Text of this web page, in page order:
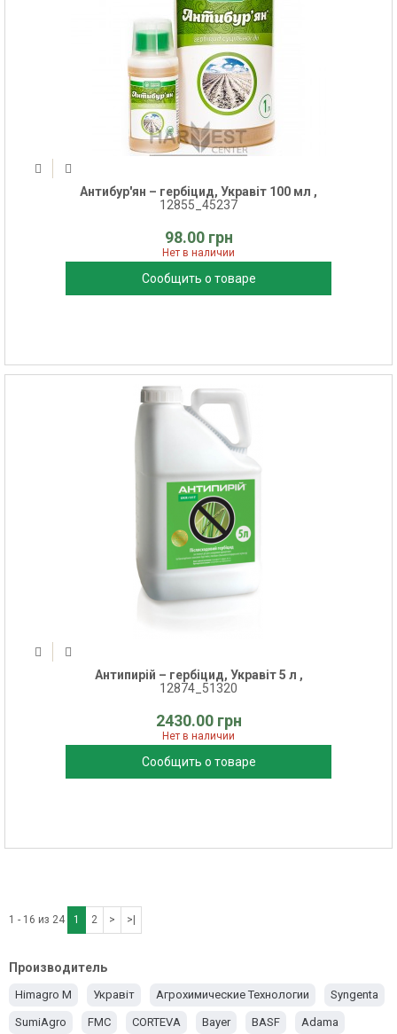
Антибур'ян – гербіцид, Укравіт 100 мл ,
12855_45237
98.00 грн
Нет в наличии
Сообщить о товаре
Антипирій – гербіцид, Укравіт 5 л ,
12874_51320
2430.00 грн
Нет в наличии
Сообщить о товаре
1 - 16 из 24 1 2 > >|
Производитель
Himagro M Укравіт Агрохимические Технологии Syngenta
SumiAgro FMC CORTEVA Bayer BASF Adama